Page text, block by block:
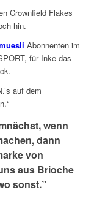
Crownfield Flakes
hin.
Abonnenten im
für Inke das
auf dem
wenn
dann
von
aus Brioche
sonst.”